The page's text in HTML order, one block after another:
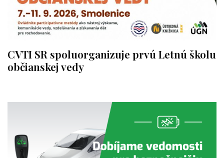
CVTI SR spoluorganizuje prvú Letnú školu
občianskej vedy